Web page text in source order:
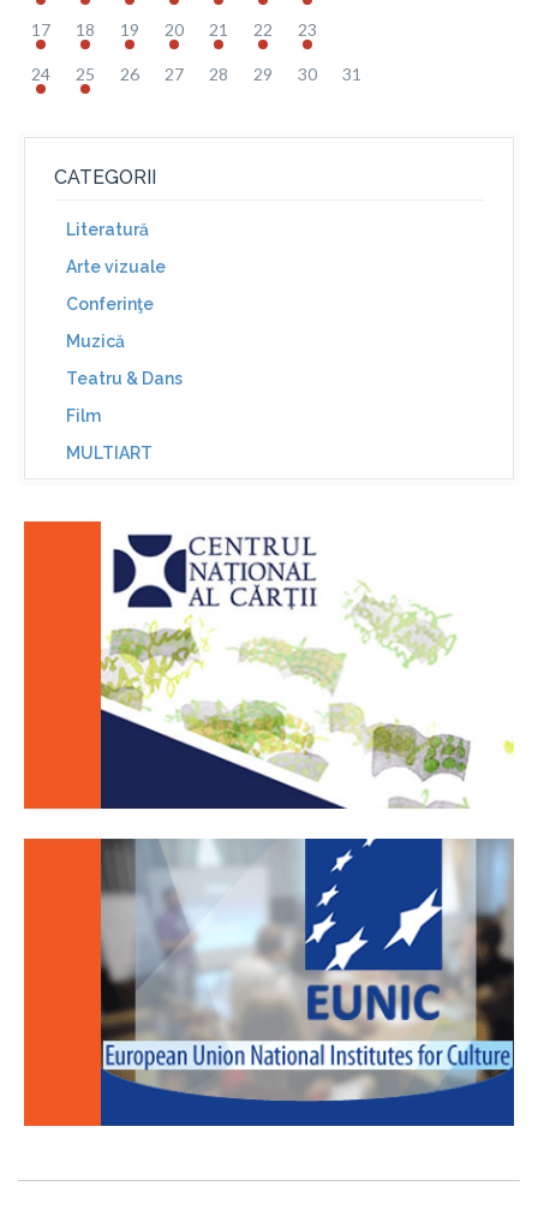
17 18 19 20 21 22 23
24 25 26 27 28 29 30 31
CATEGORII
Literatură
Arte vizuale
Conferinţe
Muzică
Teatru & Dans
Film
MULTIART